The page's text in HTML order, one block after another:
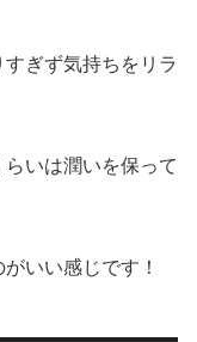
ぎず気持ちをリラ
いは潤いを保って
いい感じです！